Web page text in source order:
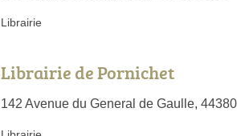
Librairie
Librairie de Pornichet
142 Avenue du General de Gaulle,